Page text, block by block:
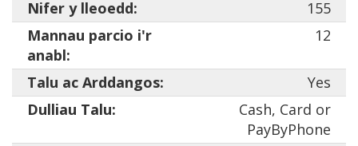
Nifer y lleoedd:
155
Mannau parcio i'r
anabl:
12
Talu ac Arddangos:
Yes
Dulliau Talu:
Cash, Card or
PayByPhone